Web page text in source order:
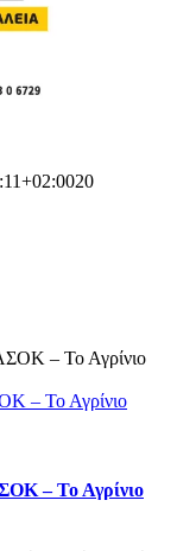
20
– Το Αγρίνιο
– Το Αγρίνιο